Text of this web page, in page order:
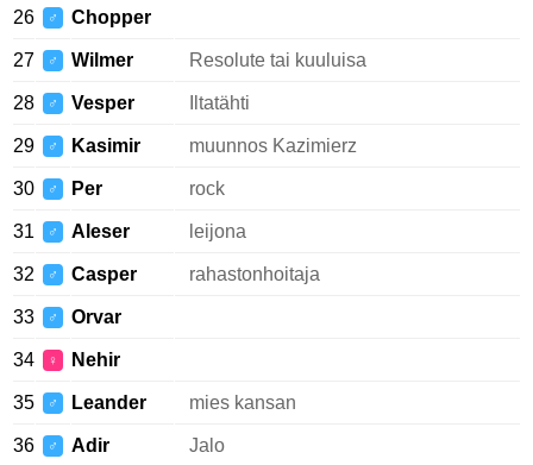
26 ♂ Chopper
27 ♂ Wilmer Resolute tai kuuluisa
28 ♂ Vesper Iltatähti
29 ♂ Kasimir muunnos Kazimierz
30 ♂ Per rock
31 ♂ Aleser leijona
32 ♂ Casper rahastonhoitaja
33 ♂ Orvar
34 ♀ Nehir
35 ♂ Leander mies kansan
36 ♂ Adir Jalo